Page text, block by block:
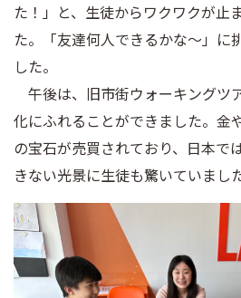
た！」と、生徒からワクワクが止
た。「友達何人できるかな〜」に
した。
午後は、旧市街ウォーキングツ
化にふれることができました。金
の宝石が売買されており、日本で
きない光景に生徒も驚いていました